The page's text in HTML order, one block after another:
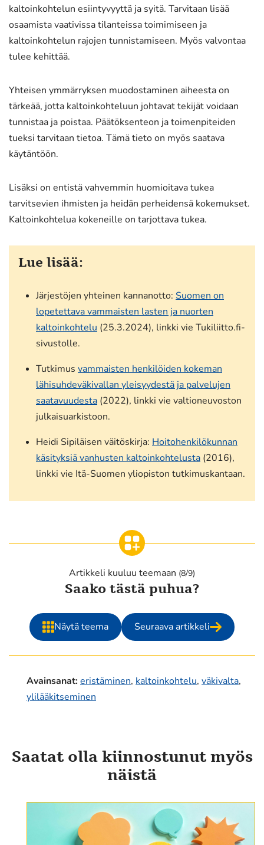
kaltoinkohtelun esiintyvyyttä ja syitä. Tarvitaan lisää
osaamista vaativissa tilanteissa toimimiseen ja
kaltoinkohtelun rajojen tunnistamiseen. Myös valvontaa
tulee kehittää.
Yhteisen ymmärryksen muodostaminen aiheesta on
tärkeää, jotta kaltoinkohteluun johtavat tekijät voidaan
tunnistaa ja poistaa. Päätöksenteon ja toimenpiteiden
tueksi tarvitaan tietoa. Tämä tieto on myös saatava
käytäntöön.
Lisäksi on entistä vahvemmin huomioitava tukea
tarvitsevien ihmisten ja heidän perheidensä kokemukset.
Kaltoinkohtelua kokeneille on tarjottava tukea.
Lue lisää:
Järjestöjen yhteinen kannanotto: Suomen on
lopetettava vammaisten lasten ja nuorten
kaltoinkohtelu (25.3.2024), linkki vie Tukiliitto.fi-
sivustolle.
Tutkimus vammaisten henkilöiden kokeman
lähisuhdeväkivallan yleisyydestä ja palvelujen
saatavuudesta (2022), linkki vie valtioneuvoston
julkaisuarkistoon.
Heidi Sipiläisen väitöskirja: Hoitohenkilökunnan
käsityksiä vanhusten kaltoinkohtelusta (2016),
linkki vie Itä-Suomen yliopiston tutkimuskantaan.
Artikkeli kuuluu teemaan (8/9)
Saako tästä puhua?
Näytä teema Seuraava artikkeli
Avainsanat:eristäminen, kaltoinkohtelu, väkivalta,
ylilääkitseminen
Saatat olla kiinnostunut myös
näistä